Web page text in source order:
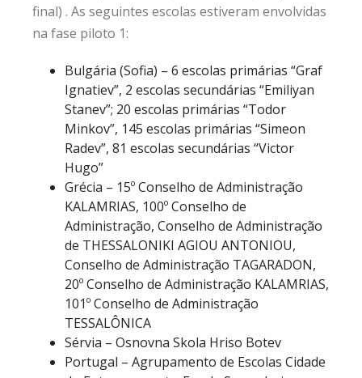
final) . As seguintes escolas estiveram envolvidas
na fase piloto 1:
Bulgária (Sofia) – 6 escolas primárias “Graf
Ignatiev”, 2 escolas secundárias “Emiliyan
Stanev”; 20 escolas primárias “Todor
Minkov”, 145 escolas primárias “Simeon
Radev”, 81 escolas secundárias “Victor
Hugo”
Grécia – 15º Conselho de Administração
KALAMRIAS, 100º Conselho de
Administração, Conselho de Administração
de THESSALONIKI AGIOU ANTONIOU,
Conselho de Administração TAGARADON,
20º Conselho de Administração KALAMRIAS,
101º Conselho de Administração
TESSALÔNICA
Sérvia – Osnovna Skola Hriso Botev
Portugal – Agrupamento de Escolas Cidade